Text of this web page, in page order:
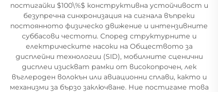
постигайки $100\%$ конструктивна устойчивост и
безупречна синхронизация на сигнала въпреки
постоянното физическо движение и интензивните
суббасови честоти. Според структурните и
електрическите насоки на Обществото за
дисплейни технологии (SID), мобилните сценични
дисплеи изискват рамки от високопрочен, лек
въглероден волокън или авиационни сплави, както и
механизми за бързо заключване. Ние постигаме това